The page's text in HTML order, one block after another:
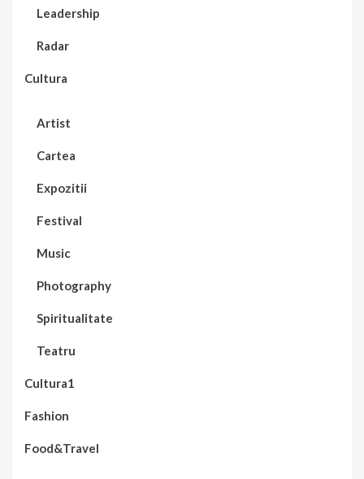
Leadership
Radar
Cultura
Artist
Cartea
Expozitii
Festival
Music
Photography
Spiritualitate
Teatru
Cultura1
Fashion
Food&Travel